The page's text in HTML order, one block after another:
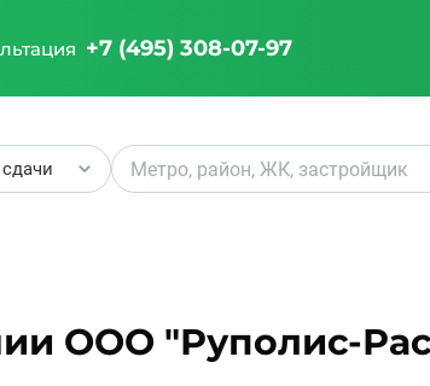
+7 (495) 308-07-97
ООО "Руполис-